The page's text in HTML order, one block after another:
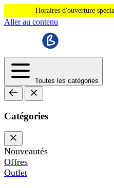
Horaires d'ouverture
Aller au contenu
Toutes les catégories
Catégories
Nouveautés
Offres
Outlet